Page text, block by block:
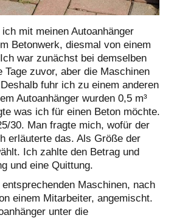
mit meinen Autoanhänger
Betonwerk, diesmal von einem
war zunächst bei demselben
Tage zuvor, aber die Maschinen
fuhr ich zu einem anderen
Autoanhänger wurden 0,5 m³
was ich für einen Beton möchte.
30. Man fragte mich, wofür der
erläuterte das. Als Größe der
Ich zahlte den Betrag und
und eine Quittung.
Maschinen, nach
einem Mitarbeiter, angemischt.
unter die